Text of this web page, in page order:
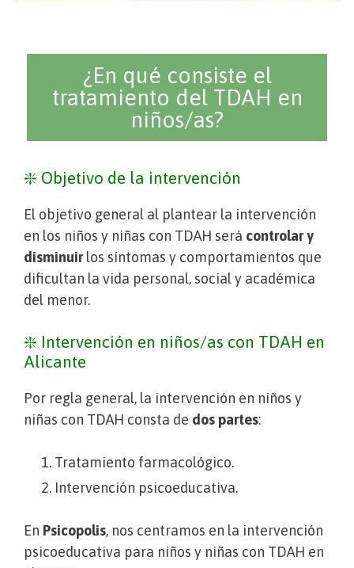
¿En qué consiste el
tratamiento del TDAH en
niños/as?
❇️ Objetivo de la intervención
El objetivo general al plantear la intervención
en los niños y niñas con TDAH será controlar y
disminuirlos síntomas y comportamientos que
dificultan la vida personal, social y académica
del menor.
❇️ Intervención en niños/as con TDAH en
Alicante
Por regla general, la intervención en niños y
niñas con TDAH consta de dos partes:
Tratamiento farmacológico.
Intervención psicoeducativa.
En Psicopolis, nos centramos en la intervención
psicoeducativa para niños y niñas con TDAH en